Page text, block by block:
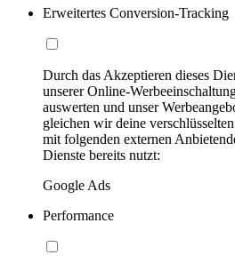
Erweitertes Conversion-Tracking
Durch das Akzeptieren dieses
unserer Online-
auswerten und unser
gleichen wir deine
mit folgenden externen
Dienste bereits nutzt:
Google Ads
Performance